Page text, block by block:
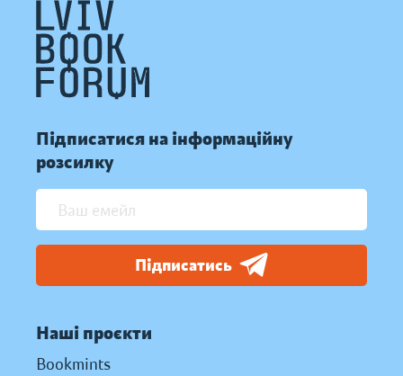
Підписатися на інформаційну
розсилку
Підписатись
Наші проєкти
Bookmints